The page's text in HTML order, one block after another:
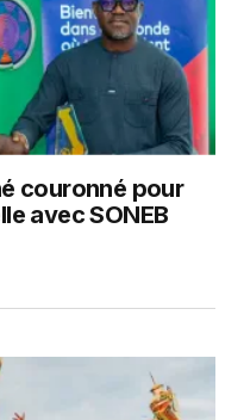
couronné pour
avec SONEB